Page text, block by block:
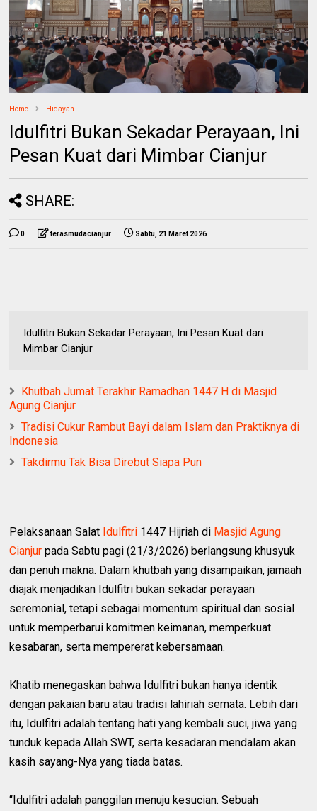
Home Hidayah
Idulfitri Bukan Sekadar Perayaan, Ini
Pesan Kuat dari Mimbar Cianjur
SHARE:
0 terasmudacianjur Sabtu, 21 Maret 2026
Idulfitri Bukan Sekadar Perayaan, Ini Pesan Kuat dari
Mimbar Cianjur
Khutbah Jumat Terakhir Ramadhan 1447 H di Masjid
Agung Cianjur
Tradisi Cukur Rambut Bayi dalam Islam dan Praktiknya di
Indonesia
Takdirmu Tak Bisa Direbut Siapa Pun
Pelaksanaan Salat Idulfitri 1447 Hijriah di Masjid Agung
Cianjur pada Sabtu pagi (21/3/2026) berlangsung khusyuk
dan penuh makna. Dalam khutbah yang disampaikan, jamaah
diajak menjadikan Idulfitri bukan sekadar perayaan
seremonial, tetapi sebagai momentum spiritual dan sosial
untuk memperbarui komitmen keimanan, memperkuat
kesabaran, serta mempererat kebersamaan.
Khatib menegaskan bahwa Idulfitri bukan hanya identik
dengan pakaian baru atau tradisi lahiriah semata. Lebih dari
itu, Idulfitri adalah tentang hati yang kembali suci, jiwa yang
tunduk kepada Allah SWT, serta kesadaran mendalam akan
kasih sayang-Nya yang tiada batas.
“Idulfitri adalah panggilan menuju kesucian. Sebuah